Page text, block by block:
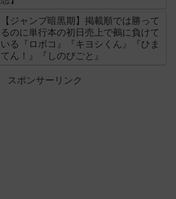
【ジャンプ暗黒期】掲載順では勝って
るのに単行本の初日売上で鵺に負けて
いる『ロボコ』『キヨシくん』『ひま
てん！』『しのびごと』
スポンサーリンク